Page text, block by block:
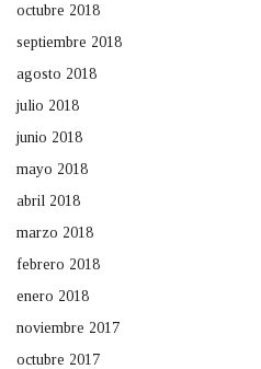
octubre 2018
septiembre 2018
agosto 2018
julio 2018
junio 2018
mayo 2018
abril 2018
marzo 2018
febrero 2018
enero 2018
noviembre 2017
octubre 2017